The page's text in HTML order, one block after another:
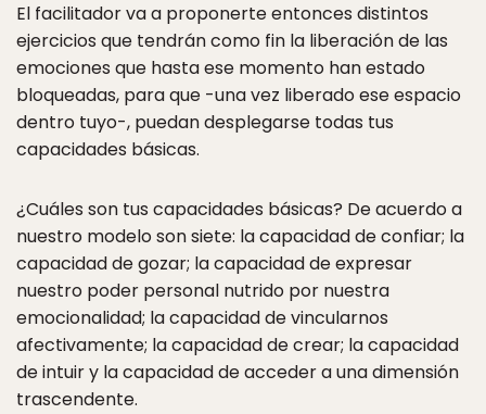
El facilitador va a proponerte entonces distintos
ejercicios que tendrán como fin la liberación de las
emociones que hasta ese momento han estado
bloqueadas, para que -una vez liberado ese espacio
dentro tuyo-, puedan desplegarse todas tus
capacidades básicas.
¿Cuáles son tus capacidades básicas? De acuerdo a
nuestro modelo son siete: la capacidad de confiar; la
capacidad de gozar; la capacidad de expresar
nuestro poder personal nutrido por nuestra
emocionalidad; la capacidad de vincularnos
afectivamente; la capacidad de crear; la capacidad
de intuir y la capacidad de acceder a una dimensión
trascendente.